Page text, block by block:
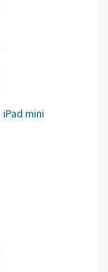
iPad mini